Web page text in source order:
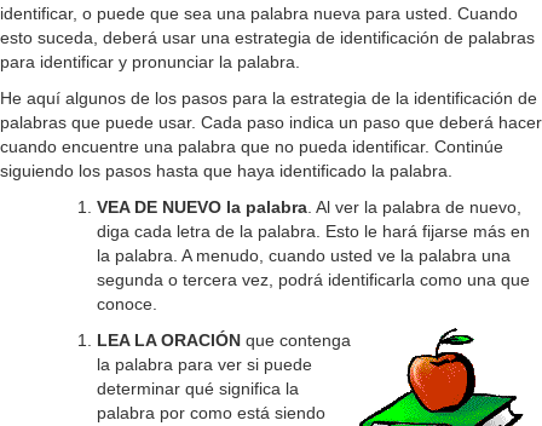
identificar, o puede que sea una palabra nueva para usted. Cuando
esto suceda, deberá usar una estrategia de identificación de palabras
para identificar y pronunciar la palabra.
He aquí algunos de los pasos para la estrategia de la identificación de
palabras que puede usar. Cada paso indica un paso que deberá hacer
cuando encuentre una palabra que no pueda identificar. Continúe
siguiendo los pasos hasta que haya identificado la palabra.
VEA DE NUEVO la palabra . Al ver la palabra de nuevo,
diga cada letra de la palabra. Esto le hará fijarse más en
la palabra. A menudo, cuando usted ve la palabra una
segunda o tercera vez, podrá identificarla como una que
conoce.
LEA LA ORACIÓN que contenga
la palabra para ver si puede
determinar qué significa la
palabra por como está siendo